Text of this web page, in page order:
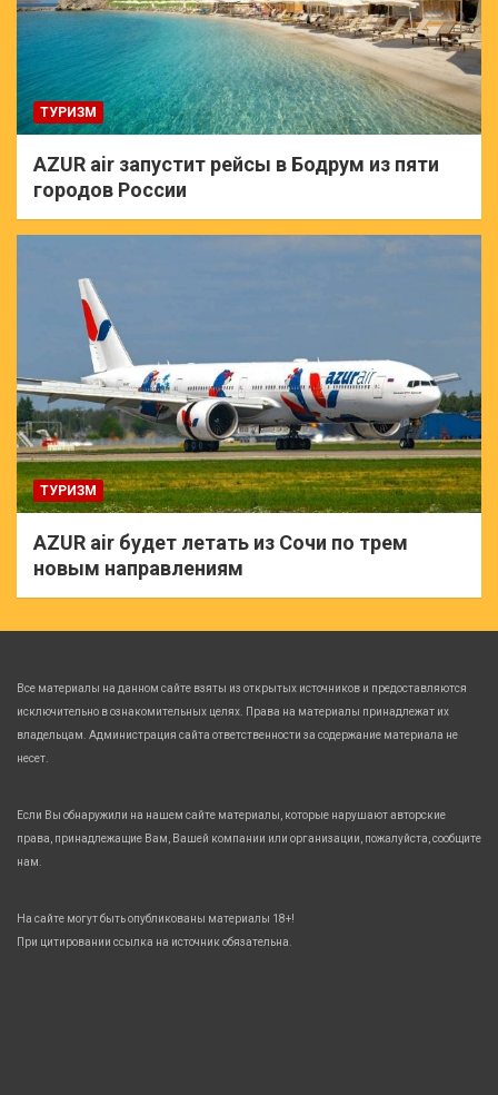
ТУРИЗМ
AZUR air запустит рейсы в Бодрум из пяти
городов России
ТУРИЗМ
AZUR air будет летать из Сочи по трем
новым направлениям
Все материалы на данном сайте взяты из открытых источников и предоставляются
исключительно в ознакомительных целях. Права на материалы принадлежат их
владельцам. Администрация сайта ответственности за содержание материала не
несет.
Если Вы обнаружили на нашем сайте материалы, которые нарушают авторские
права, принадлежащие Вам, Вашей компании или организации, пожалуйста, сообщите
нам.
На сайте могут быть опубликованы материалы 18+!
При цитировании ссылка на источник обязательна.